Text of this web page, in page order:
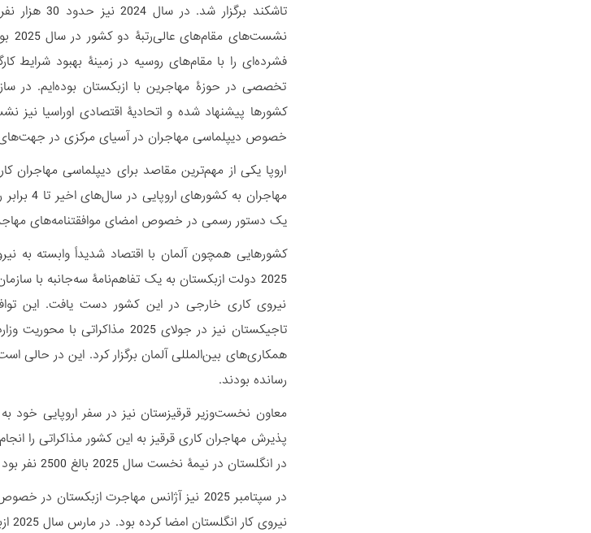
تاشکند
فشرده‌ای را با مقام‌های روسیه در زمینۀ بهبود شرایط
تخصصی در حوزۀ مهاجرین با ازبکستان بوده‌ایم. در
کشورها پیشنهاد شده و اتحادیۀ اقتصادی اوراسیا
خصوص دیپلماسی مهاجران در آسیای مرکزی در
اروپا یکی از مهم‌ترین مقاصد برای دیپلماسی
یک دستور رسمی در خصوص امضای موافقتنامه‌های مهاجرت
کشورهایی همچون آلمان با اقتصاد شدیداً وابسته به
2025 دولت ازبکستان به یک تفاهم‌نامۀ سه‌جانبه
نیروی کاری خارجی در این کشور دست یافت. این
تاجیکستان نیز در جولای
همکاری‌های بین‌المللی آلمان برگزار کرد. این در حالی
رسانده بودند.
پذیرش مهاجران کاری قرقیز به این کشور مذاکراتی را
در انگلستان در نیمۀ نخست سال 2025 بالغ 2500 نفر بود که برآورد شده بود تا پایان این سال این رقم به 5500 نفر برسد.
در سپتامبر 2025 نیز آژانس مهاجرت